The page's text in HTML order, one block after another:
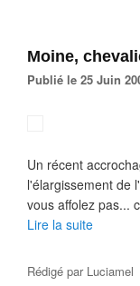
Moine,
Publié le 25 Juin
Un récent
l'élargissement de
vous affolez pas...
Lire la suite
Rédigé par Luciamel